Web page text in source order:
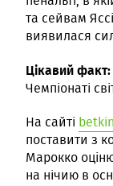
та сейвам
виявилася
Цікавий факт:
Чемпіонаті
На сайті
поставити з
Марокко
на нічию в